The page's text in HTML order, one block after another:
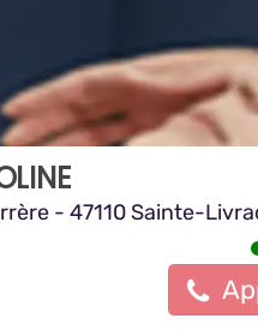
- 47110 Sainte-